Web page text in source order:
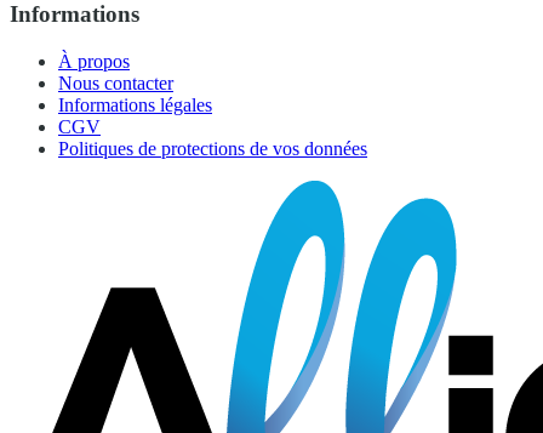
Informations
À propos
Nous contacter
Informations légales
CGV
Politiques de protections de vos données